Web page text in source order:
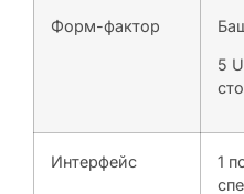
Форм-фактор
5
Интерфейс
1